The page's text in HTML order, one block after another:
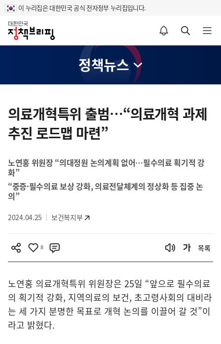
이 누리집은 대한민국 공식 전자정부 누리집입니다.
홈
알림설정 바로가기 검색 바로가기 메뉴 열기
정책뉴스
텐
츠
영
의료개혁특위 출범…“의료개혁 과제
추진 로드맵 마련”
노연홍 위원장 “의대정원 논의계획 없어…필수의료 획기적 강
화”
“중증·필수의료 보상 강화, 의료전달체계의 정상화 등 집중 논
의”
2024.04.25 보건복지부
8 목록
노연홍 의료개혁특위 위원장은 25일 “앞으로 필수의료
의 획기적 강화, 지역의료의 보건, 초고령사회의 대비라
는 세 가지 분명한 목표로 개혁 논의를 이끌어 갈 것”이
라고 밝혔다.